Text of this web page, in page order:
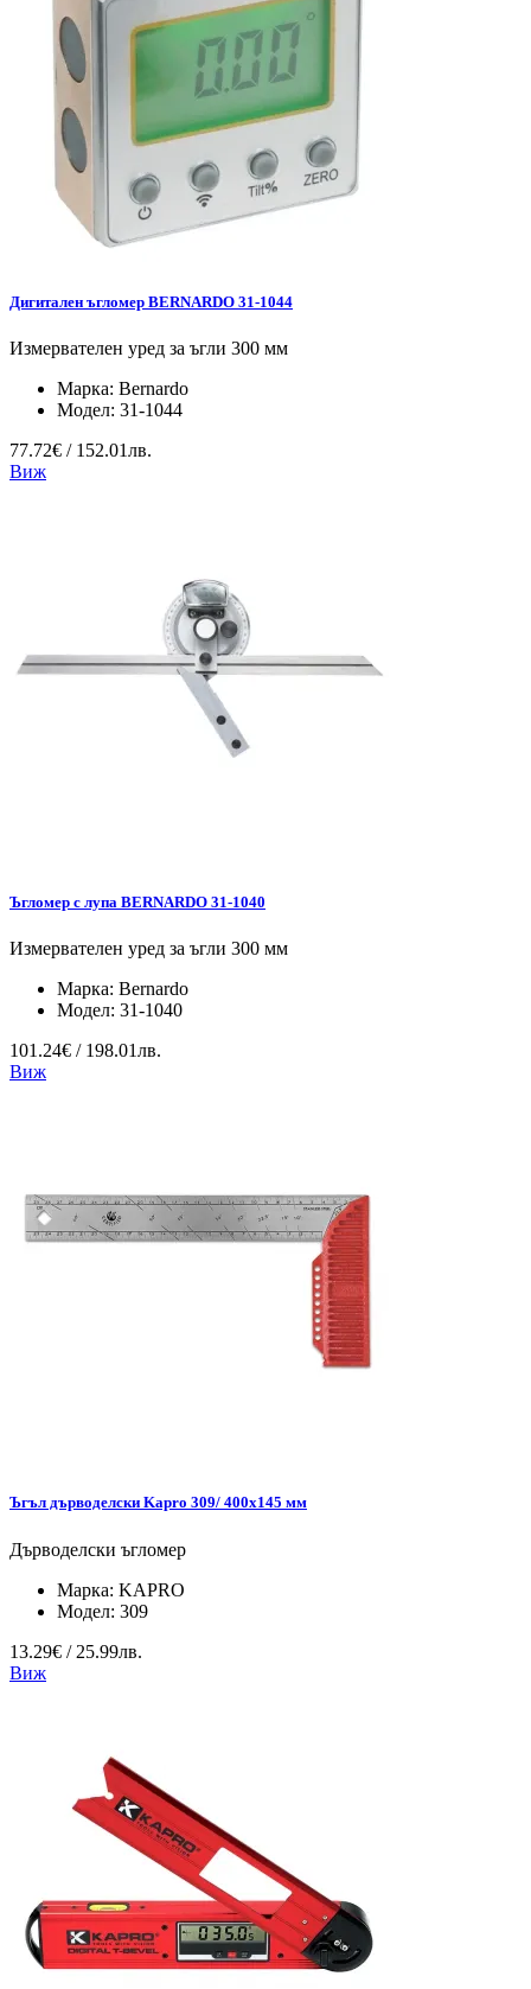
Дигитален ъгломер BERNARDO 31-1044
Измервателен уред за ъгли 300 мм
Марка: Bernardo
Модел: 31-1044
77.72€ / 152.01лв.
Виж
Ъгломер с лупа BERNARDO 31-1040
Измервателен уред за ъгли 300 мм
Марка: Bernardo
Модел: 31-1040
101.24€ / 198.01лв.
Виж
Ъгъл дърводелски Kapro 309/ 400х145 мм
Дърводелски ъгломер
Марка: KAPRO
Модел: 309
13.29€ / 25.99лв.
Виж